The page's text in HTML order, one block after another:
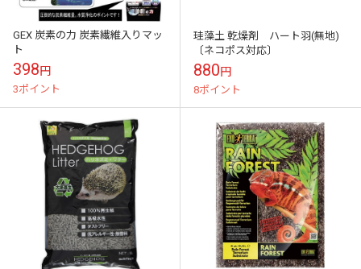
GEX 炭素の力 炭素繊維入りマッ
ト
398円
3ポイント
珪藻土 乾燥剤 ハート羽(無地)
〔ネコポス対応〕
880円
8ポイント